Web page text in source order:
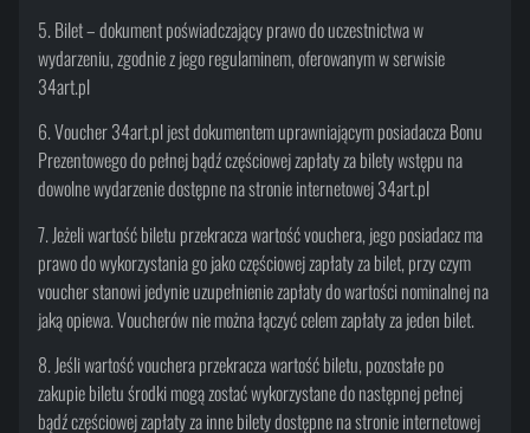
5. Bilet – dokument poświadczający prawo do uczestnictwa w
wydarzeniu, zgodnie z jego regulaminem, oferowanym w serwisie
34art.pl
6. Voucher 34art.pl jest dokumentem uprawniającym posiadacza Bonu
Prezentowego do pełnej bądź częściowej zapłaty za bilety wstępu na
dowolne wydarzenie dostępne na stronie internetowej 34art.pl
7. Jeżeli wartość biletu przekracza wartość vouchera, jego posiadacz ma
prawo do wykorzystania go jako częściowej zapłaty za bilet, przy czym
voucher stanowi jedynie uzupełnienie zapłaty do wartości nominalnej na
jaką opiewa. Voucherów nie można łączyć celem zapłaty za jeden bilet.
8. Jeśli wartość vouchera przekracza wartość biletu, pozostałe po
zakupie biletu środki mogą zostać wykorzystane do następnej pełnej
bądź częściowej zapłaty za inne bilety dostępne na stronie internetowej